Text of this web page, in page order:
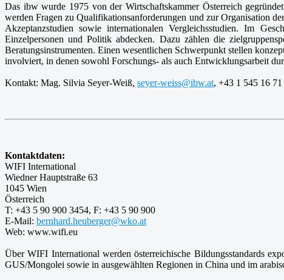
Das ibw wurde 1975 von der Wirtschaftskammer Österreich
werden Fragen zu Qualifikationsanforderungen und zur Organisation
Akzeptanzstudien sowie internationalen Vergleichsstudien. Im
Einzelpersonen und Politik abdecken. Dazu zählen die
Beratungsinstrumenten. Einen wesentlichen Schwerpunkt stellen
involviert, in denen sowohl Forschungs- als auch Entwicklungsarbeit
Kontakt: Mag. Silvia Seyer-Weiß, seyer-weiss@ibw.at, +43 1 545 16 71
Kontaktdaten:
WIFI International
Wiedner Hauptstraße 63
1045 Wien
Österreich
T: +43 5 90 900 3454, F: +43 5 90 900
E-Mail: bernhard.heuberger@wko.at
Web: www.wifi.eu
Über WIFI International werden österreichische Bildungsstandards
GUS/Mongolei sowie in ausgewählten Regionen in China und im